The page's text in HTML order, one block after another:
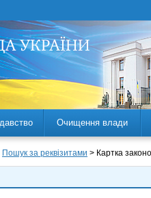
Очищення влади
Пошук за реквізитами > Картка